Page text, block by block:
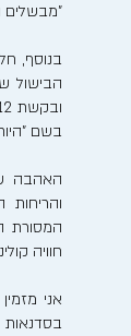
"מבשלים
בנוסף,
הבישול
בשם
האהבה
המסורת
חוויה
אני
בסדנאות